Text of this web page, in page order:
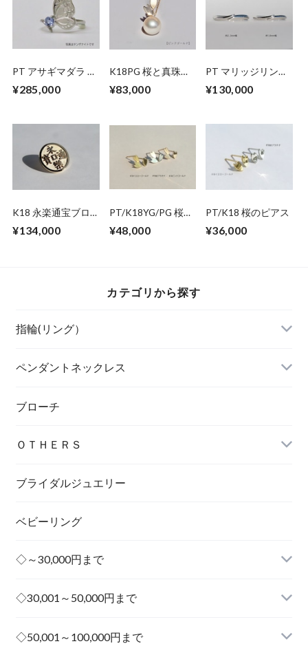
PT アサギマダラ リ
ング【セミオーダ
ー】
¥285,000
K18PG 桜と真珠の
ペンダントネックレ
ス
¥83,000
PT マリッジリング
SA-p2.3mm
¥130,000
K18 永楽通宝ブロ
¥134,000
PT/K18YG/PG 桜の
リー）
¥48,000
PT/K18 桜のピアス
¥36,000
カテゴリから探す
指輪(リング）
ペンダントネックレス
ブローチ
ＯＴＨＥＲＳ
ブライダルジュエリー
ベビーリング
◇～30,000円まで
その他
◇30,001～50,000円まで
◇50,001～100,000円まで